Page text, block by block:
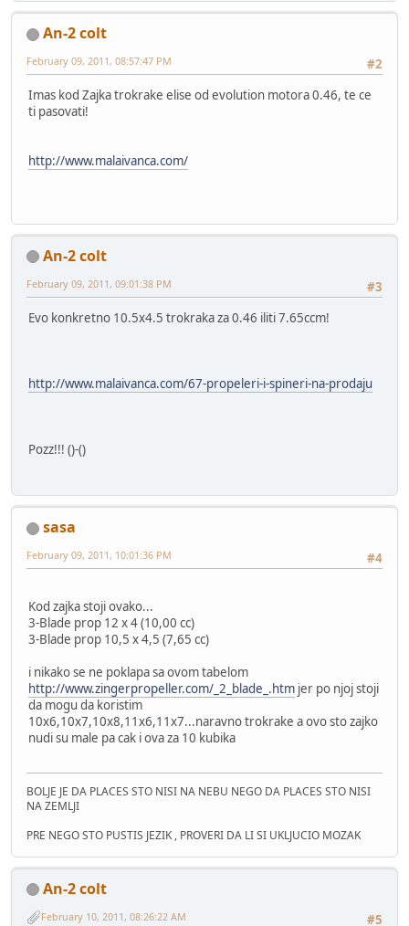
An-2 colt
#2
February 09, 2011, 08:57:47 PM
Imas kod Zajka trokrake elise od evolution motora 0.46, te ce
ti pasovati!
http://www.malaivanca.com/
An-2 colt
#3
February 09, 2011, 09:01:38 PM
Evo konkretno 10.5x4.5 trokraka za 0.46 iliti 7.65ccm!
http://www.malaivanca.com/67-propeleri-i-spineri-na-prodaju
Pozz!!! ()-()
sasa
#4
February 09, 2011, 10:01:36 PM
Kod zajka stoji ovako...
3-Blade prop 12 x 4 (10,00 cc)
3-Blade prop 10,5 x 4,5 (7,65 cc)
i nikako se ne poklapa sa ovom tabelom
http://www.zingerpropeller.com/_2_blade_.htm jer po njoj stoji
da mogu da koristim
10x6,10x7,10x8,11x6,11x7...naravno trokrake a ovo sto zajko
nudi su male pa cak i ova za 10 kubika
BOLJE JE DA PLACES STO NISI NA NEBU NEGO DA PLACES STO NISI
NA ZEMLJI
PRE NEGO STO PUSTIS JEZIK , PROVERI DA LI SI UKLJUCIO MOZAK
An-2 colt
#5
February 10, 2011, 08:26:22 AM